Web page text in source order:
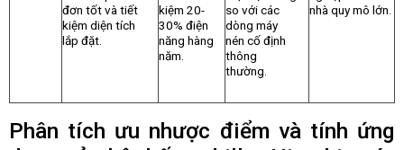
đơn tốt và tiết
kiệm diện tích
lắp đặt.
kiệm 20-
30% điện
năng hàng
năm.
so với các
dòng máy
nén cố định
thông
thường.
nhà quy mô lớn.
Phân tích ưu nhược điểm và tính ứng